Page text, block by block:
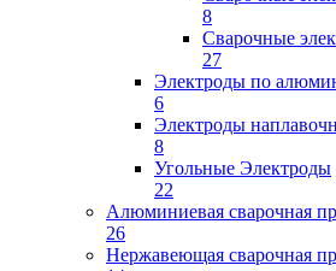
8
Сварочные
27
Электроды по
6
Электроды
8
Угольные Электроды
22
Алюминиевая сварочная
26
Нержавеющая сварочная